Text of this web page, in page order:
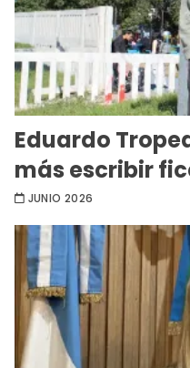
Eduardo
más escribir
JUNIO 2026